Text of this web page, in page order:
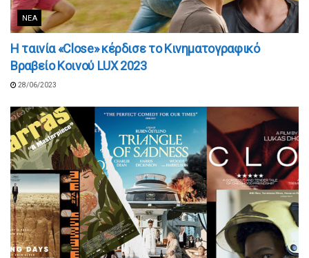
ΝΈΑ
Η ταινία «Close» κέρδισε το Κινηματογραφικό
Βραβείο Κοινού LUX 2023
28/06/2023